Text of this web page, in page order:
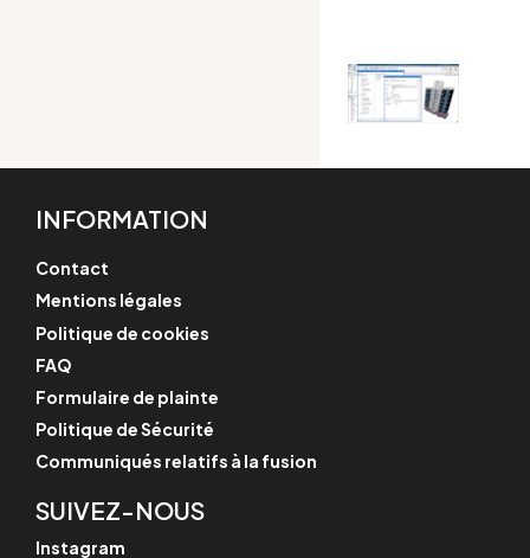
INFORMATION
Contact
Mentions légales
Politique de cookies
FAQ
Formulaire de plainte
Politique de Sécurité
Communiqués relatifs à la fusion
SUIVEZ-NOUS
Instagram